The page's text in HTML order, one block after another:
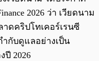
2026 ว่า เวียดนาม
ดคริปโทเคอร์เรนซี
กับดูแลอย่างเป็น
ปี 2026